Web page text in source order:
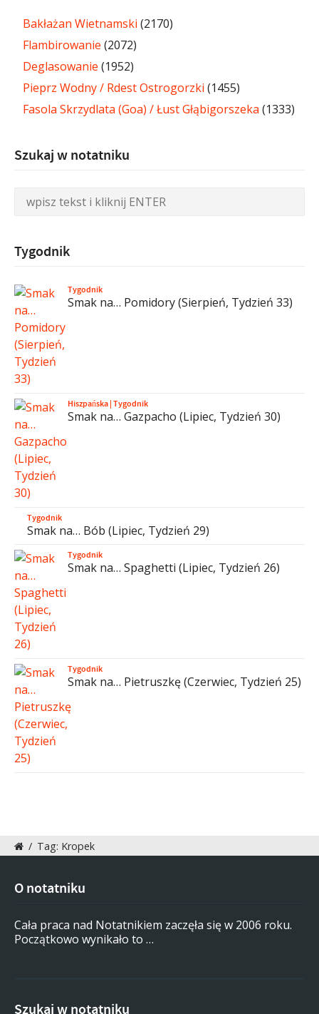
Bakłażan Wietnamski (2170)
Flambirowanie (2072)
Deglasowanie (1952)
Pieprz Wodny / Rdest Ostrogorzki (1455)
Fasola Skrzydlata (Goa) / Łust Głąbigorszeka (1333)
Szukaj w notatniku
Tygodnik
Tygodnik
Smak na… Pomidory (Sierpień, Tydzień 33)
Hiszpańska|Tygodnik
Smak na… Gazpacho (Lipiec, Tydzień 30)
Tygodnik
Smak na… Bób (Lipiec, Tydzień 29)
Tygodnik
Smak na… Spaghetti (Lipiec, Tydzień 26)
Tygodnik
Smak na… Pietruszkę (Czerwiec, Tydzień 25)
/ Tag: Kropek
O notatniku
Cała praca nad Notatnikiem zaczęła się w 2006 roku.
Początkowo wynikało to …
Szukaj w notatniku